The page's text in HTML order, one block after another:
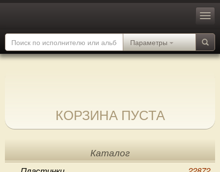
Параметры
КОРЗИНА ПУСТА
Каталог